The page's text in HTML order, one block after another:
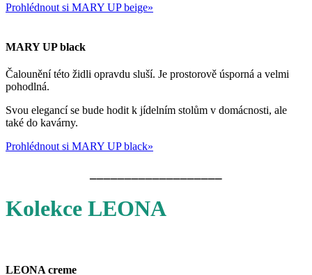
Prohlédnout si MARY UP beige»
MARY UP black
Čalounění této židli opravdu sluší. Je prostorově úsporná a velmi
pohodlná.
Svou elegancí se bude hodit k jídelním stolům v domácnosti, ale
také do kavárny.
Prohlédnout si MARY UP black»
Kolekce LEONA
LEONA creme